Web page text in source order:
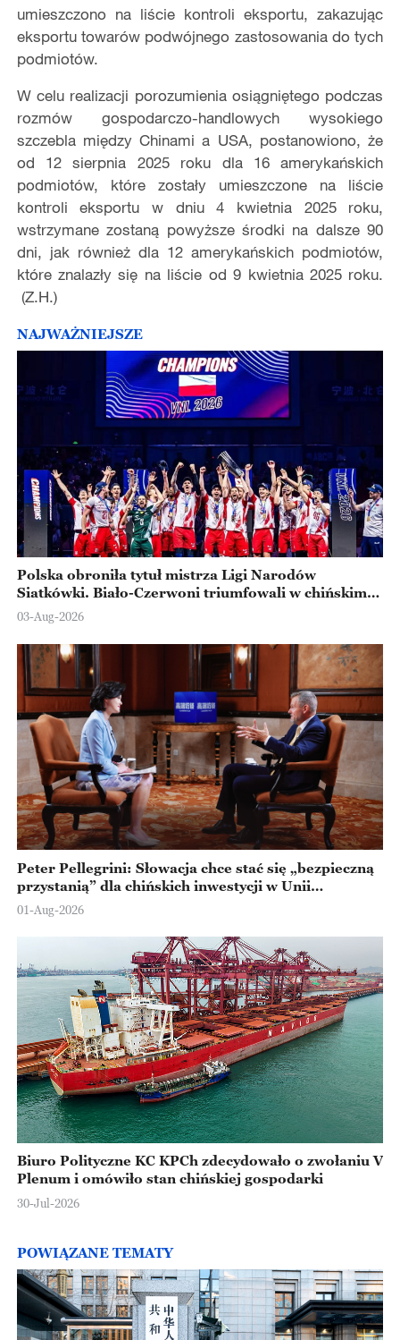
umieszczono na liście kontroli eksportu, zakazując
eksportu towarów podwójnego zastosowania do tych
podmiotów.
W celu realizacji porozumienia osiągniętego podczas
rozmów gospodarczo-handlowych wysokiego
szczebla między Chinami a USA, postanowiono, że
od 12 sierpnia 2025 roku dla 16 amerykańskich
podmiotów, które zostały umieszczone na liście
kontroli eksportu w dniu 4 kwietnia 2025 roku,
wstrzymane zostaną powyższe środki na dalsze 90
dni, jak również dla 12 amerykańskich podmiotów,
które znalazły się na liście od 9 kwietnia 2025 roku.
(Z.H.)
NAJWAŻNIEJSZE
Polska obroniła tytuł mistrza Ligi Narodów
Siatkówki. Biało-Czerwoni triumfowali w chińskim
Ningbo
03-Aug-2026
Peter Pellegrini: Słowacja chce stać się „bezpieczną
przystanią” dla chińskich inwestycji w Unii
Europejskiej
01-Aug-2026
Biuro Polityczne KC KPCh zdecydowało o zwołaniu V
Plenum i omówiło stan chińskiej gospodarki
30-Jul-2026
POWIĄZANE TEMATY